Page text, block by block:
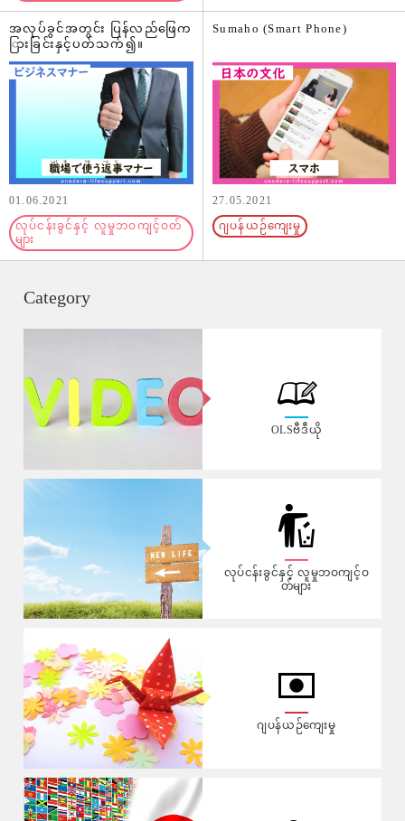
အလုပ်ခွင်အတွင်း ပြန်လည်ဖြေက
ြားခြင်းနှင့်ပတ်သက်၍။
01.06.2021
လုပ်ငန်းခွင်နှင့် လူမှုဘဝကျင့်ဝတ်
များ
Sumaho (Smart Phone)
27.05.2021
ဂျပန်ယဉ်ကျေးမှု
Category
OLSဗီဒီယို
လုပ်ငန်းခွင်နှင့် လူမှုဘဝကျင့်ဝ
တ်များ
ဂျပန်ယဉ်ကျေးမှု